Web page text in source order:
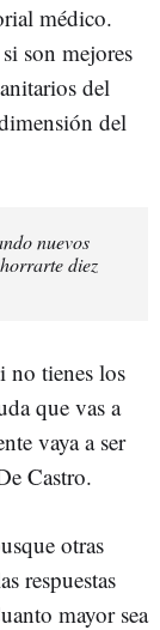
médico.
son mejores
del
del
nuevos
diez
no tienes los
que vas a
vaya a ser
Castro.
otras
respuestas
mayor sea